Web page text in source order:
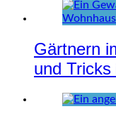
Gärtnern
und